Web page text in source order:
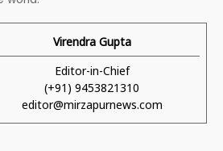
Virendra Gupta
Editor-in-Chief
(+91) 9453821310
editor@mirzapurnews.com